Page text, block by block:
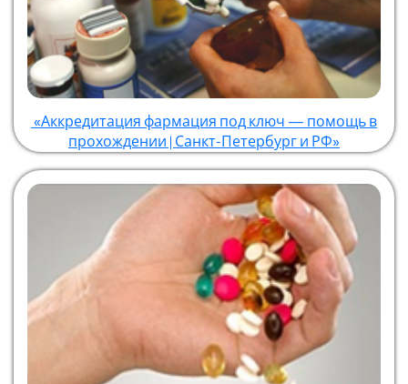
«Аккредитация фармация под ключ — помощь в
прохождении | Санкт-Петербург и РФ»